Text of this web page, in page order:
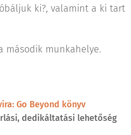
ki?, valamint a ki tart
második munkahelye.
Go Beyond könyv
dedikáltatási lehetőség